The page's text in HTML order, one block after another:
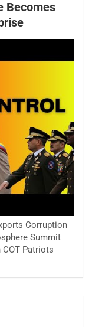
Becomes
Corruption
Summit
Patriots